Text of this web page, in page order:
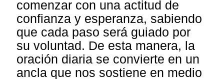
comenzar con una actitud de
confianza y esperanza, sabiendo
que cada paso será guiado por
su voluntad. De esta manera, la
oración diaria se convierte en un
ancla que nos sostiene en medio